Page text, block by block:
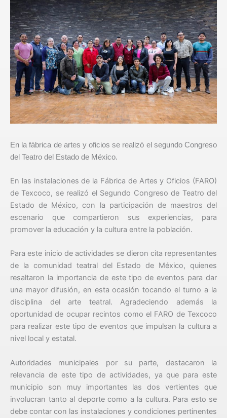
En la fábrica de artes y oficios se realizó el segundo Congreso
del Teatro del Estado de México.
En las instalaciones de la Fábrica de Artes y Oficios (FARO)
de Texcoco, se realizó el Segundo Congreso de Teatro del
Estado de México, con la participación de maestros del
escenario que compartieron sus experiencias, para
promover la educación y la cultura entre la población.
Para este inicio de actividades se dieron cita representantes
de la comunidad teatral del Estado de México, quienes
resaltaron la importancia de este tipo de eventos para dar
una mayor difusión, en esta ocasión tocando el turno a la
disciplina del arte teatral. Agradeciendo además la
oportunidad de ocupar recintos como el FARO de Texcoco
para realizar este tipo de eventos que impulsan la cultura a
nivel local y estatal.
Autoridades municipales por su parte, destacaron la
relevancia de este tipo de actividades, ya que para este
municipio son muy importantes las dos vertientes que
involucran tanto al deporte como a la cultura. Para esto se
debe contar con las instalaciones y condiciones pertinentes